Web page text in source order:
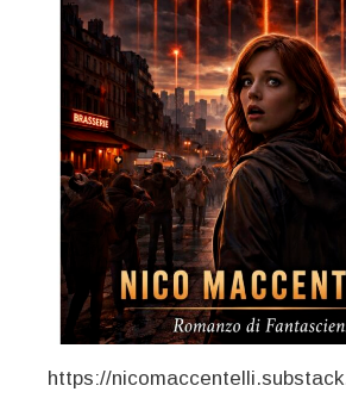
https://